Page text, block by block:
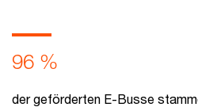
96 %
der geförderten E-Busse